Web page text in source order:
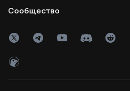
Сообщество